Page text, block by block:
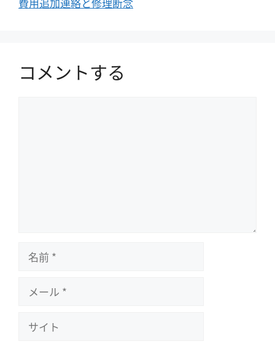
コメントする